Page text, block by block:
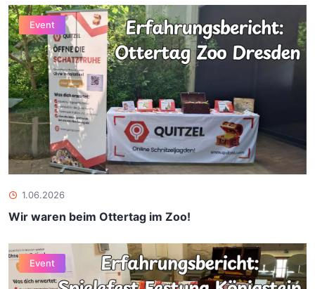
Event
1.06.2026
Wir waren beim Ottertag im Zoo!
Event